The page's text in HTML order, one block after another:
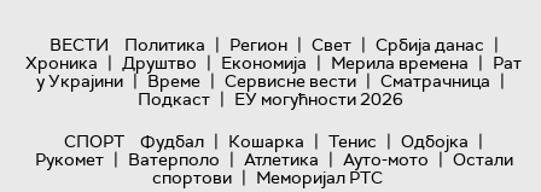
ВЕСТИ Политика | Регион | Свет | Србија данас |
Хроника | Друштво | Економија | Мерила времена | Рат
у Украјини | Време | Сервисне вести | Сматрачница |
Подкаст | ЕУ могућности 2026
СПОРТ
Фудбал | Кошарка | Тенис | Одбојка |
Рукомет | Ватерполо | Атлетика | Ауто-мото | Остали
спортови | Меморијал РТС